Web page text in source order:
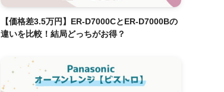
【価格差3.5万円】ER-D7000CとER-D7000Bの
違いを比較！結局どっちがお得？